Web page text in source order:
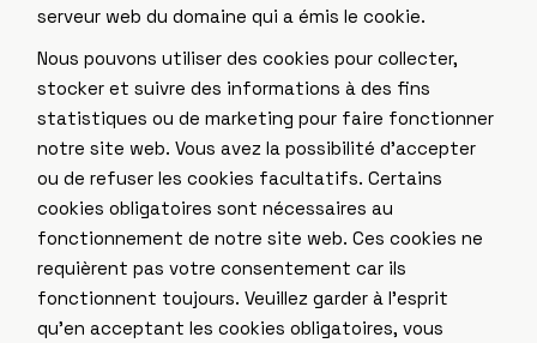
serveur web du domaine qui a émis le cookie.
Nous pouvons utiliser des cookies pour collecter,
stocker et suivre des informations à des fins
statistiques ou de marketing pour faire fonctionner
notre site web. Vous avez la possibilité d’accepter
ou de refuser les cookies facultatifs. Certains
cookies obligatoires sont nécessaires au
fonctionnement de notre site web. Ces cookies ne
requièrent pas votre consentement car ils
fonctionnent toujours. Veuillez garder à l’esprit
qu’en acceptant les cookies obligatoires, vous